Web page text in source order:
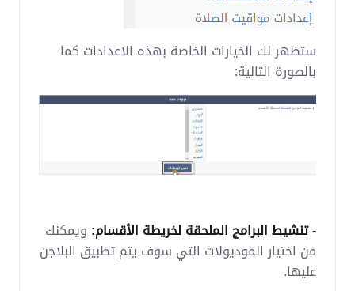
ستظهر لك الخيارات الخاصة بهذه الاعدادات كما
بالصورة التالية:
- تنشيط البرامج الملحقة لخريطة الأقسام: ويمكنك
من اختيار الموديولات التي سوف يتم تطبيق البلاجن
عليها.